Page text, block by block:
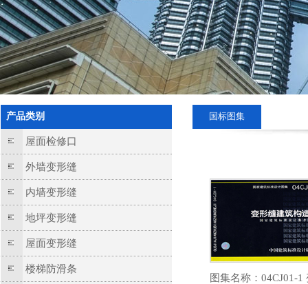
产品类别
屋面检修口
外墙变形缝
内墙变形缝
地坪变形缝
屋面变形缝
楼梯防滑条
国标图集
图集名称：04CJ01-